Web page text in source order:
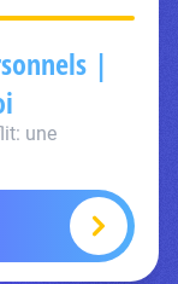
|
une